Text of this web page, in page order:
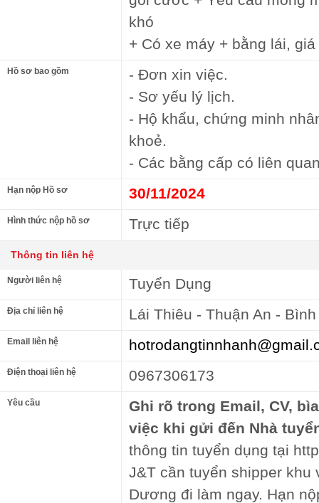
khó
+ Có xe máy + bằng lái,
Hồ sơ bao gồm
- Đơn xin việc.
- Sơ yếu lý lịch.
- Hộ khẩu, chứng minh
khoẻ.
- Các bằng cấp có liên
Hạn nộp Hồ sơ 30/11/2024
Hình thức nộp hồ sơ Trực tiếp
Thông tin liên hệ
Người liên hệ Tuyển Dụng
Địa chỉ liên hệ Lái Thiêu - Thuận An -
Email liên hệ
Điện thoại liên hệ 0967306173
Yêu cầu
Ghi rõ trong Email, CV,
việc khi gửi đến Nhà
thông tin tuyển dụng tại
J&T cần tuyển shipper khu
Dương đi làm ngay. Hạn